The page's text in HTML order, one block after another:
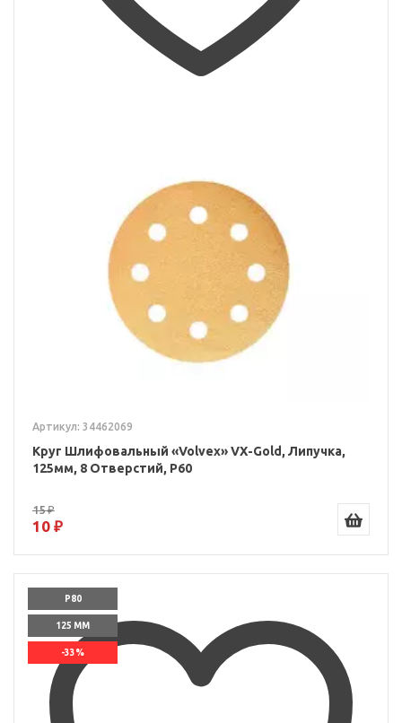
Артикул: 34462069
Круг Шлифовальный «Volvex» VX-Gold, Липучка,
125мм, 8 Отверстий, P60
15 ₽
10 ₽
P80
125 ММ
-33%